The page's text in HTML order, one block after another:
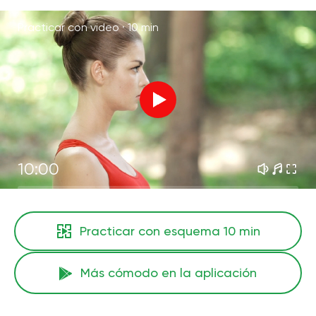
Practicar con video ·10 min
10:00
Practicar con esquema 10 min
Más cómodo en la aplicación